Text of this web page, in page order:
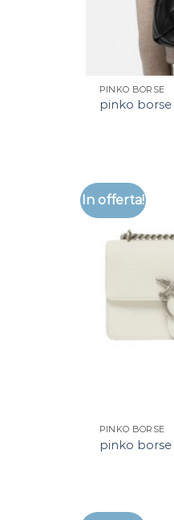
PINKO BORSE
pinko borse
In offerta!
PINKO BORSE
pinko borse